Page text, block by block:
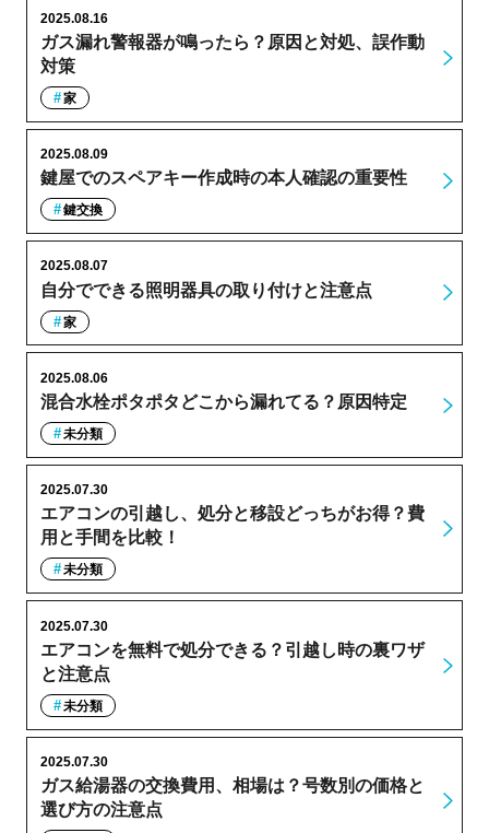
ガス漏れ警報器が鳴ったら？原因と対処、誤作動
対策
2025.08.16
家
鍵屋でのスペアキー作成時の本人確認の重要性
2025.08.09
鍵交換
自分でできる照明器具の取り付けと注意点
2025.08.07
家
混合水栓ポタポタどこから漏れてる？原因特定
2025.08.06
未分類
エアコンの引越し、処分と移設どっちがお得？費
用と手間を比較！
2025.07.30
未分類
エアコンを無料で処分できる？引越し時の裏ワザ
と注意点
2025.07.30
未分類
ガス給湯器の交換費用、相場は？号数別の価格と
選び方の注意点
2025.07.30